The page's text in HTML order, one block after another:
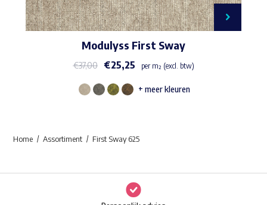
Modulyss First Sway
€37,00 €25,25 per m² (excl. btw)
Dit
Deze
optie
+ meer kleuren
Home Assortiment First Sway 625